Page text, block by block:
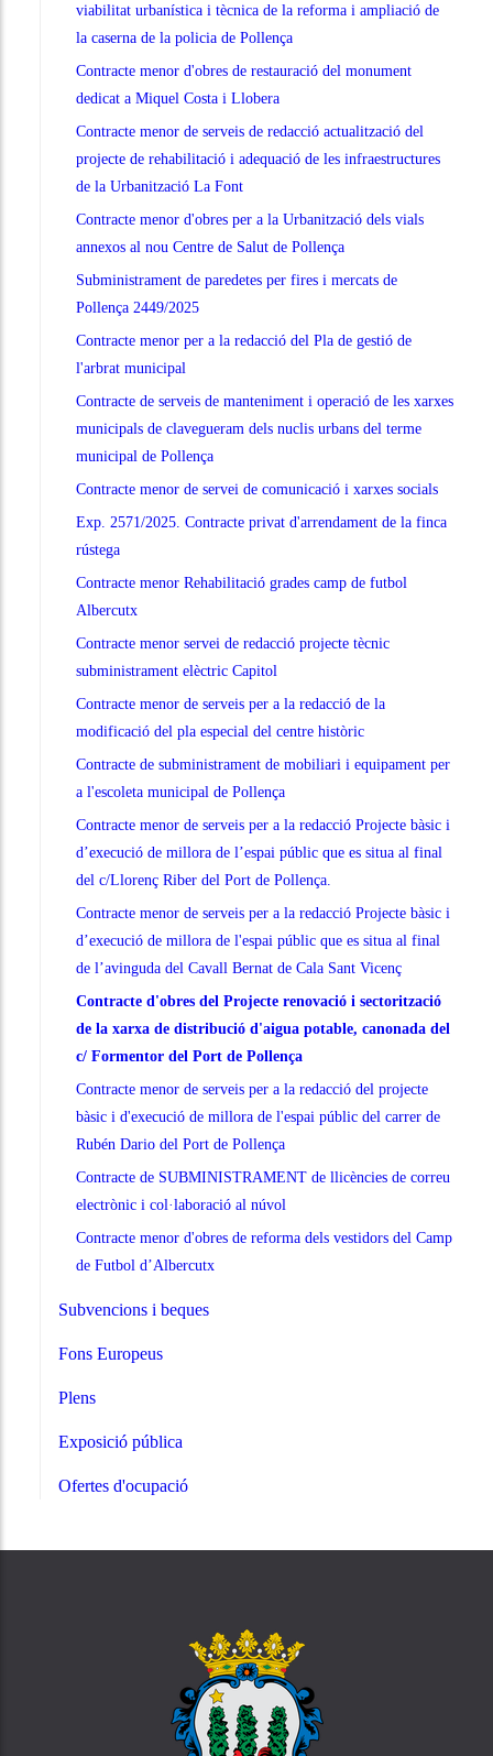
viabilitat urbanística i tècnica de la reforma i ampliació de
la caserna de la policia de Pollença
Contracte menor d'obres de restauració del monument
dedicat a Miquel Costa i Llobera
Contracte menor de serveis de redacció actualització del
projecte de rehabilitació i adequació de les infraestructures
de la Urbanització La Font
Contracte menor d'obres per a la Urbanització dels vials
annexos al nou Centre de Salut de Pollença
Subministrament de paredetes per fires i mercats de
Pollença 2449/2025
Contracte menor per a la redacció del Pla de gestió de
l'arbrat municipal
Contracte de serveis de manteniment i operació de les xarxes
municipals de clavegueram dels nuclis urbans del terme
municipal de Pollença
Contracte menor de servei de comunicació i xarxes socials
Exp. 2571/2025. Contracte privat d'arrendament de la finca
rústega
Contracte menor Rehabilitació grades camp de futbol
Albercutx
Contracte menor servei de redacció projecte tècnic
subministrament elèctric Capitol
Contracte menor de serveis per a la redacció de la
modificació del pla especial del centre històric
Contracte de subministrament de mobiliari i equipament per
a l'escoleta municipal de Pollença
Contracte menor de serveis per a la redacció Projecte bàsic i
d’execució de millora de l’espai públic que es situa al final
del c/Llorenç Riber del Port de Pollença.
Contracte menor de serveis per a la redacció Projecte bàsic i
d’execució de millora de l'espai públic que es situa al final
de l’avinguda del Cavall Bernat de Cala Sant Vicenç
Contracte d'obres del Projecte renovació i sectorització
de la xarxa de distribució d'aigua potable, canonada del
c/ Formentor del Port de Pollença
Contracte menor de serveis per a la redacció del projecte
bàsic i d'execució de millora de l'espai públic del carrer de
Rubén Dario del Port de Pollença
Contracte de SUBMINISTRAMENT de llicències de correu
electrònic i col·laboració al núvol
Contracte menor d'obres de reforma dels vestidors del Camp
de Futbol d’Albercutx
Subvencions i beques
Fons Europeus
Plens
Exposició pública
Ofertes d'ocupació